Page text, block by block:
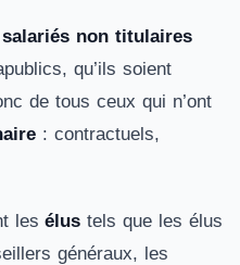
non titulaires
qu’ils soient
de tous ceux qui n’ont
: contractuels,
lesélus tels que les élus
généraux, les